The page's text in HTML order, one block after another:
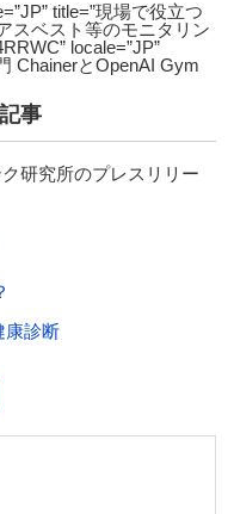
title=”現場で役立つ
スベスト等のモニタリン
locale=”JP”
ChainerとOpenAI Gym
事
研究所のプレスリリー
康診断